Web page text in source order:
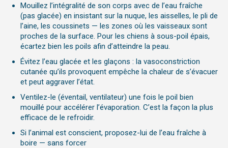
Mouillez l’intégralité de son corps avec de l’eau fraîche
(pas glacée) en insistant sur la nuque, les aisselles, le pli de
l’aine, les coussinets — les zones où les vaisseaux sont
proches de la surface. Pour les chiens à sous-poil épais,
écartez bien les poils afin d’atteindre la peau.
Évitez l’eau glacée et les glaçons : la vasoconstriction
cutanée qu’ils provoquent empêche la chaleur de s’évacuer
et peut aggraver l’état.
Ventilez-le (éventail, ventilateur) une fois le poil bien
mouillé pour accélérer l’évaporation. C’est la façon la plus
efficace de le refroidir.
Si l’animal est conscient, proposez-lui de l’eau fraîche à
boire — sans forcer